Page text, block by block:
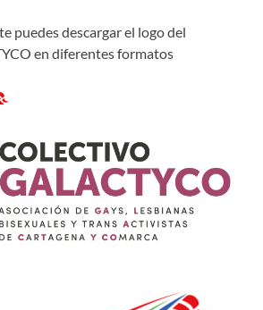
puedes descargar el logo del
en diferentes formatos